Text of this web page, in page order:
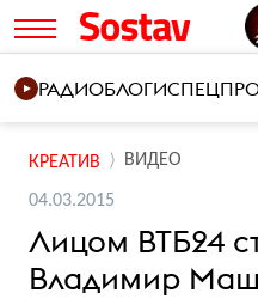
РАДИОБЛОГИ
КРЕАТИВ ВИДЕО
04.03.2015
Лицом ВТБ24
Владимир